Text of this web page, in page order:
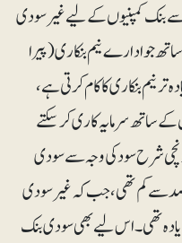
کمپنیوں کے لیے غیرسودی
جو ادارے نیم بنکاری (پیرا
تر نیم بنکاری کا کام کرتی ہے،
ساتھ سرمایہ کاری کرسکتے
شرح سود کی وجہ سے سودی
میں اضافے کی شرح ۲۵ فی صد سے کم تھی، جب کہ غیرسودی
۴۰ فی صد سے زیادہ تھی۔ اس لیے بھی سودی بنک